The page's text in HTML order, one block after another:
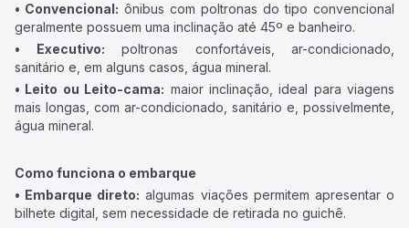
• Convencional: ônibus com poltronas do tipo convencional
geralmente possuem uma inclinação até 45º e banheiro.
• Executivo: poltronas confortáveis, ar-condicionado,
sanitário e, em alguns casos, água mineral.
• Leito ou Leito-cama: maior inclinação, ideal para viagens
mais longas, com ar-condicionado, sanitário e, possivelmente,
água mineral.
Como funciona o embarque
• Embarque direto: algumas viações permitem apresentar o
bilhete digital, sem necessidade de retirada no guichê.